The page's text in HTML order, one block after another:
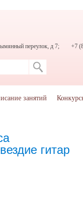
гитар
переулок, д 7; +7
занятий